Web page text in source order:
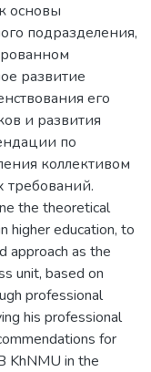
основы
подразделения,
развитие
его
и развития
по
коллективом
the theoretical
higher education, to
approach as the
unit, based on
professional
his professional
for
KhNMU in the